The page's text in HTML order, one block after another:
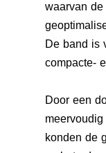
waarvan
De band is
compacte-
Door een
konden de